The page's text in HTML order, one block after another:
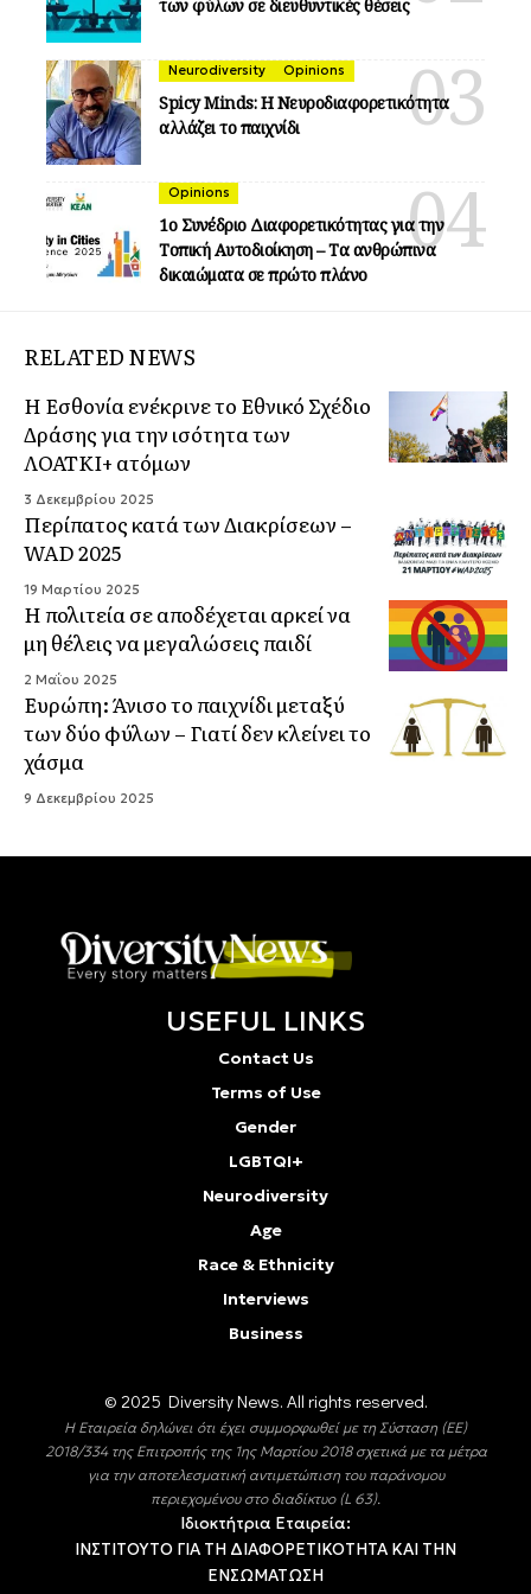
των φύλων σε διευθυντικές θέσεις
Neurodiversity Opinions
Spicy Minds: Η Νευροδιαφορετικότητα
αλλάζει το παιχνίδι
Opinions
1ο Συνέδριο Διαφορετικότητας για την
Τοπική Αυτοδιοίκηση – Τα ανθρώπινα
δικαιώματα σε πρώτο πλάνο
RELATED NEWS
Η Εσθονία ενέκρινε το Εθνικό Σχέδιο
Δράσης για την ισότητα των
ΛΟΑΤΚΙ+ ατόμων
3 Δεκεμβρίου 2025
Περίπατος κατά των Διακρίσεων –
WAD 2025
19 Μαρτίου 2025
Η πολιτεία σε αποδέχεται αρκεί να
μη θέλεις να μεγαλώσεις παιδί
2 Μαΐου 2025
Ευρώπη: Άνισο το παιχνίδι μεταξύ
των δύο φύλων – Γιατί δεν κλείνει το
χάσμα
9 Δεκεμβρίου 2025
USEFUL LINKS
Contact Us
Terms of Use
Gender
LGBTQI+
Neurodiversity
Age
Race & Ethnicity
Interviews
Business
© 2025 Diversity Νews. All rights reserved.
Η Εταιρεία δηλώνει ότι έχει συμμορφωθεί με τη Σύσταση (ΕΕ)
2018/334 της Επιτροπής της 1ης Μαρτίου 2018 σχετικά με τα μέτρα
για την αποτελεσματική αντιμετώπιση του παράνομου
περιεχομένου στο διαδίκτυο (L 63).
Ιδιοκτήτρια Εταιρεία:
ΙΝΣΤΙΤΟΥΤΟ ΓΙΑ ΤΗ ΔΙΑΦΟΡΕΤΙΚΟΤΗΤΑ ΚΑΙ ΤΗΝ
ΕΝΣΩΜΑΤΩΣΗ